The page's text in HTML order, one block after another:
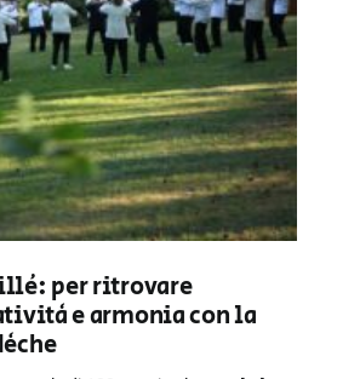
per ritrovare
e armonia con la